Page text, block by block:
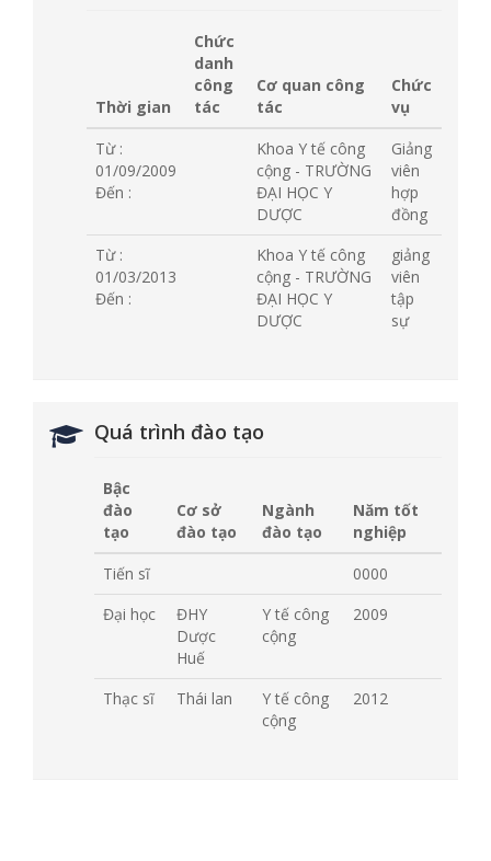
Thời gian
Chức
danh
công
tác
Cơ quan công
tác
Chức
vụ
Từ :
01/09/2009
Đến :
Khoa Y tế công
cộng - TRƯỜNG
ĐẠI HỌC Y
DƯỢC
Giảng
viên
hợp
đồng
Từ :
01/03/2013
Đến :
Khoa Y tế công
cộng - TRƯỜNG
ĐẠI HỌC Y
DƯỢC
giảng
viên
tập
sự
Quá trình đào tạo
Bậc
đào
tạo
Cơ sở
đào tạo
Ngành
đào tạo
Năm tốt
nghiệp
Tiến sĩ
0000
Đại học
ĐHY
Dược
Huế
Y tế công
cộng
2009
Thạc sĩ Thái lan
Y tế công
cộng
2012